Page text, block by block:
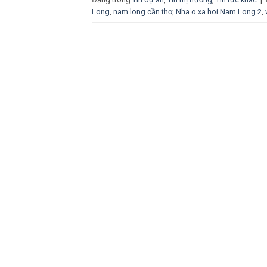
Long nam long cần thơ, Nha o xa hoi Nam Long 2